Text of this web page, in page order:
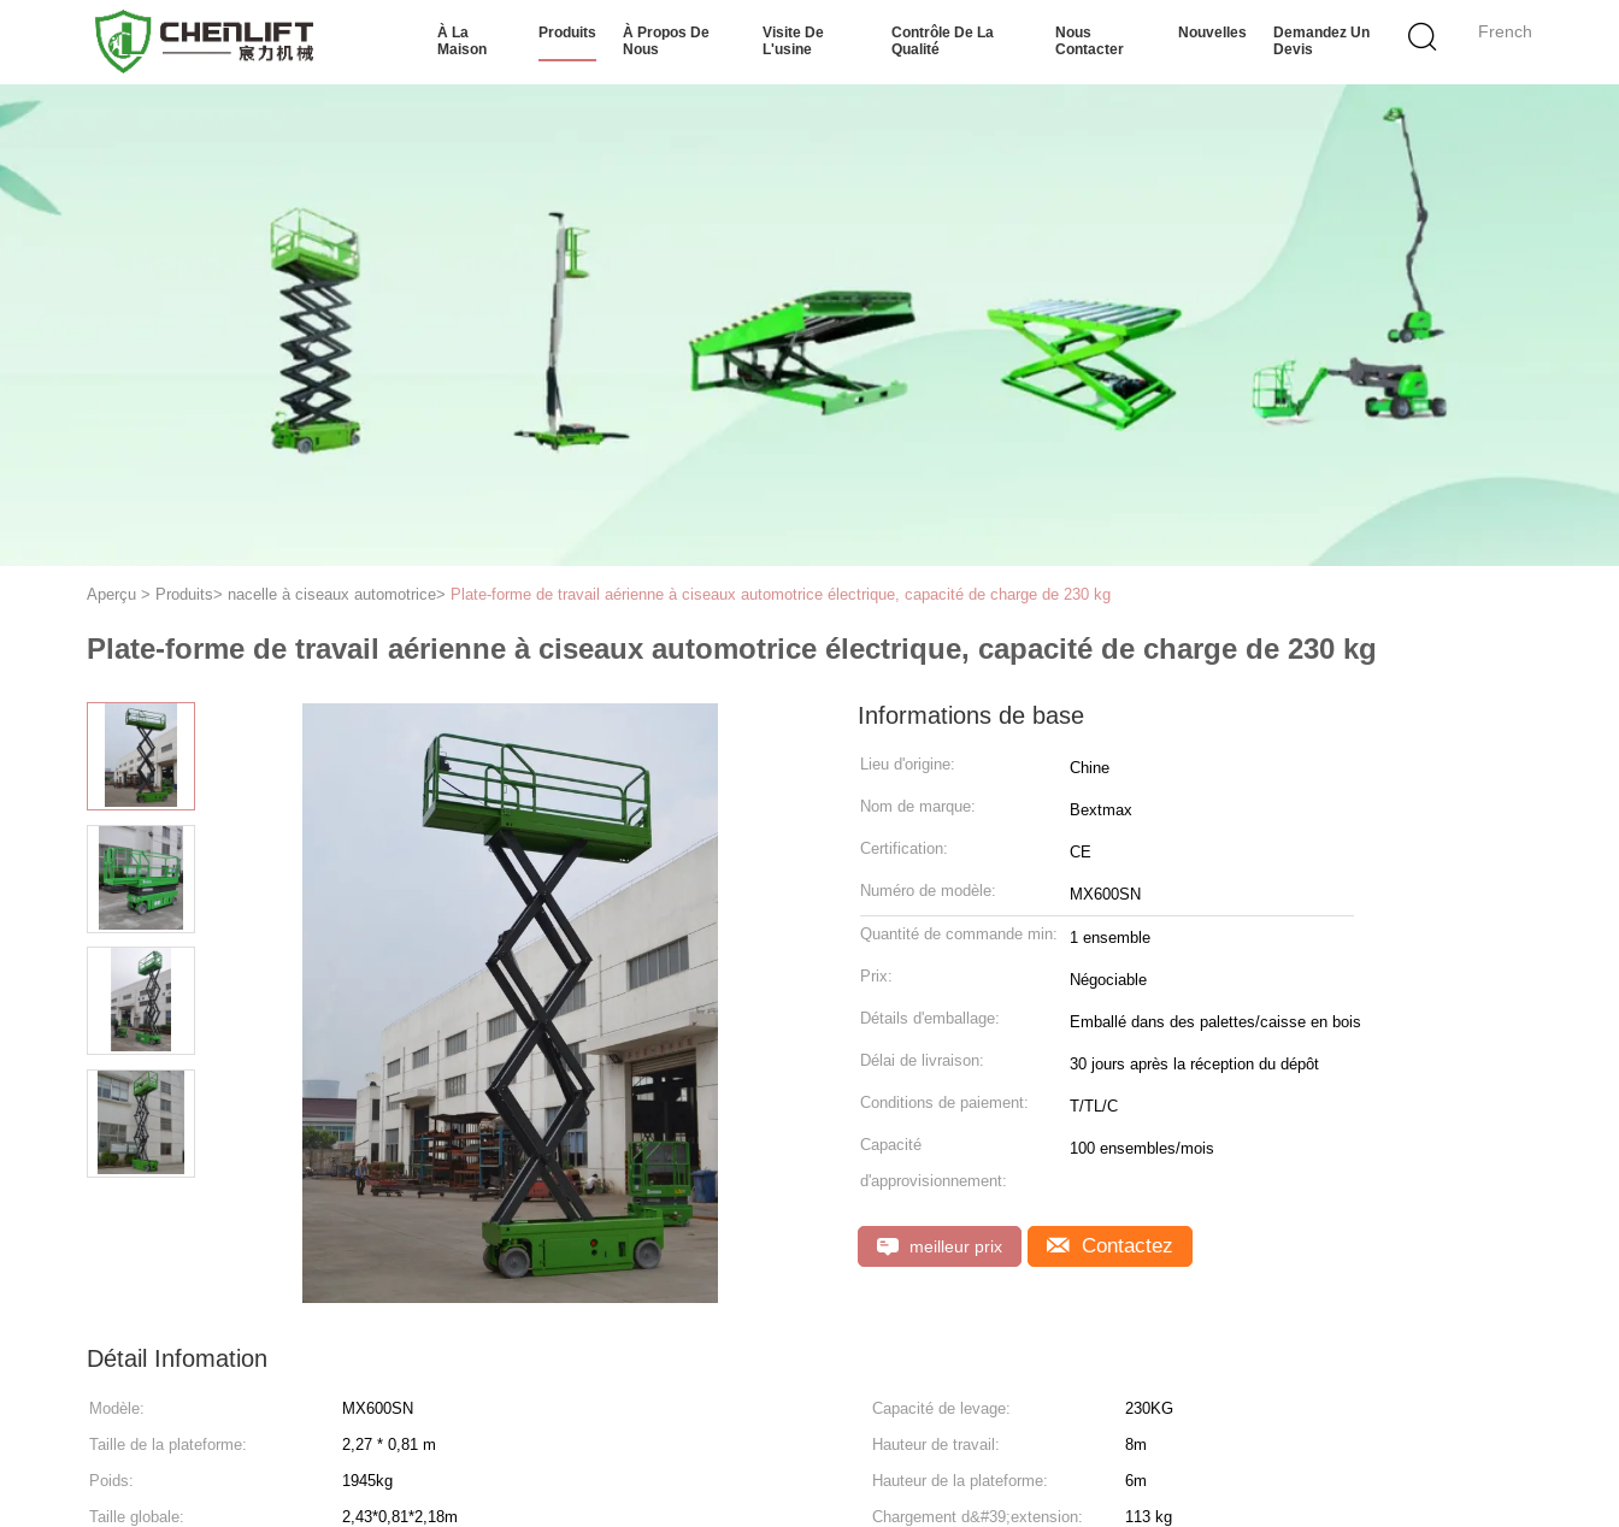
French
À La
Maison
Produits
À Propos De
Nous
Visite De
L'usine
Contrôle De La
Qualité
Nous
Contacter
Nouvelles
Demandez Un
Devis
Aperçu > Produits> nacelle à ciseaux automotrice> Plate-forme de travail aérienne à ciseaux automotrice électrique, capacité de charge de 230 kg
Plate-forme de travail aérienne à ciseaux automotrice électrique, capacité de charge de 230 kg
Informations de base
Lieu d'origine: Chine
Nom de marque: Bextmax
Certification: CE
Numéro de modèle: MX600SN
Quantité de commande min: 1 ensemble
Prix: Négociable
Détails d'emballage: Emballé dans des palettes/caisse en bois
Délai de livraison: 30 jours après la réception du dépôt
Conditions de paiement: T/TL/C
Capacité
d'approvisionnement:
100 ensembles/mois
meilleur prix Contactez
Détail Infomation
Modèle: MX600SN Capacité de levage:
230KG
Taille de la plateforme:
2,27 * 0,81 m Hauteur de travail:
8m
Poids:
1945kg Hauteur de la plateforme:
6m
Taille globale:
2,43*0,81*2,18m Chargement d&#39;extension:
113 kg